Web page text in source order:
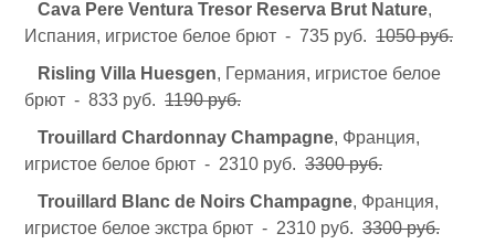
Cava Pere Ventura Tresor Reserva Brut Nature,
Испания, игристое белое брют - 735 руб. 1050 руб.
Risling Villa Huesgen, Германия, игристое белое
брют - 833 руб. 1190 руб.
Trouillard Chardonnay Champagne, Франция,
игристое белое брют - 2310 руб. 3300 руб.
Trouillard Blanc de Noirs Champagne, Франция,
игристое белое экстра брют - 2310 руб. 3300 руб.